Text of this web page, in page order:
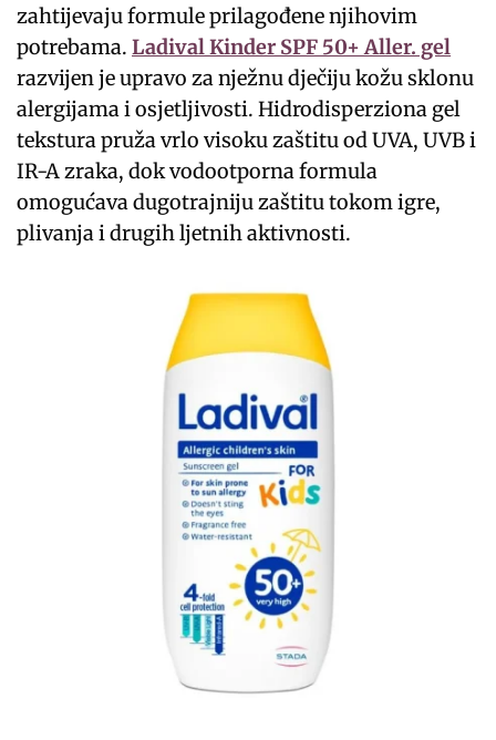
zahtijevaju formule prilagođene njihovim
potrebama.Ladival Kinder SPF 50+ Aller. gel
razvijen je upravo za nježnu dječiju kožu sklonu
alergijama i osjetljivosti. Hidrodisperziona gel
tekstura pruža vrlo visoku zaštitu od UVA, UVB i
IR-A zraka, dok vodootporna formula
omogućava dugotrajniju zaštitu tokom igre,
plivanja i drugih ljetnih aktivnosti.